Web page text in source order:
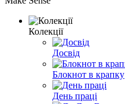
Колекції
Досвід
Блокнот в крапку
День праці